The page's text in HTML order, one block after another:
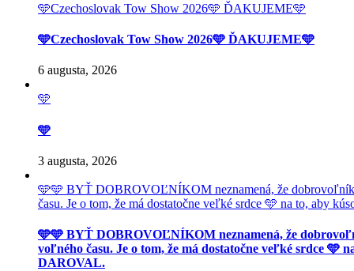
🩵Czechoslovak Tow Show 2026🩵 ĎAKUJEME🩵
🩵Czechoslovak Tow Show 2026🩵 ĎAKUJEME🩵
6 augusta, 2026
🩵
🩵
3 augusta, 2026
🩵🩵 BYŤ DOBROVOĽNÍKOM neznamená, že
času. Je o tom, že má dostatočne veľké srdce 🩵 na to, aby
🩵🩵 BYŤ DOBROVOĽNÍKOM neznamená, že
voľného času. Je o tom, že má dostatočne veľké srdce 🩵
DAROVAL.